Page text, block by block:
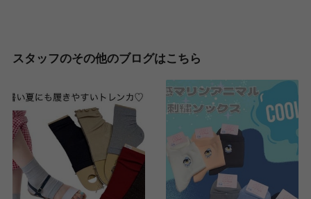
スタッフのその他のブログはこちら